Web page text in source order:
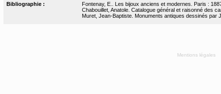
Bibliographie :
Fontenay, E.. Les bijoux anciens et modernes. Paris :
Chabouillet, Anatole. Catalogue général et raisonné des
Muret, Jean-Baptiste. Monuments antiques dessinés par
Mentions légales